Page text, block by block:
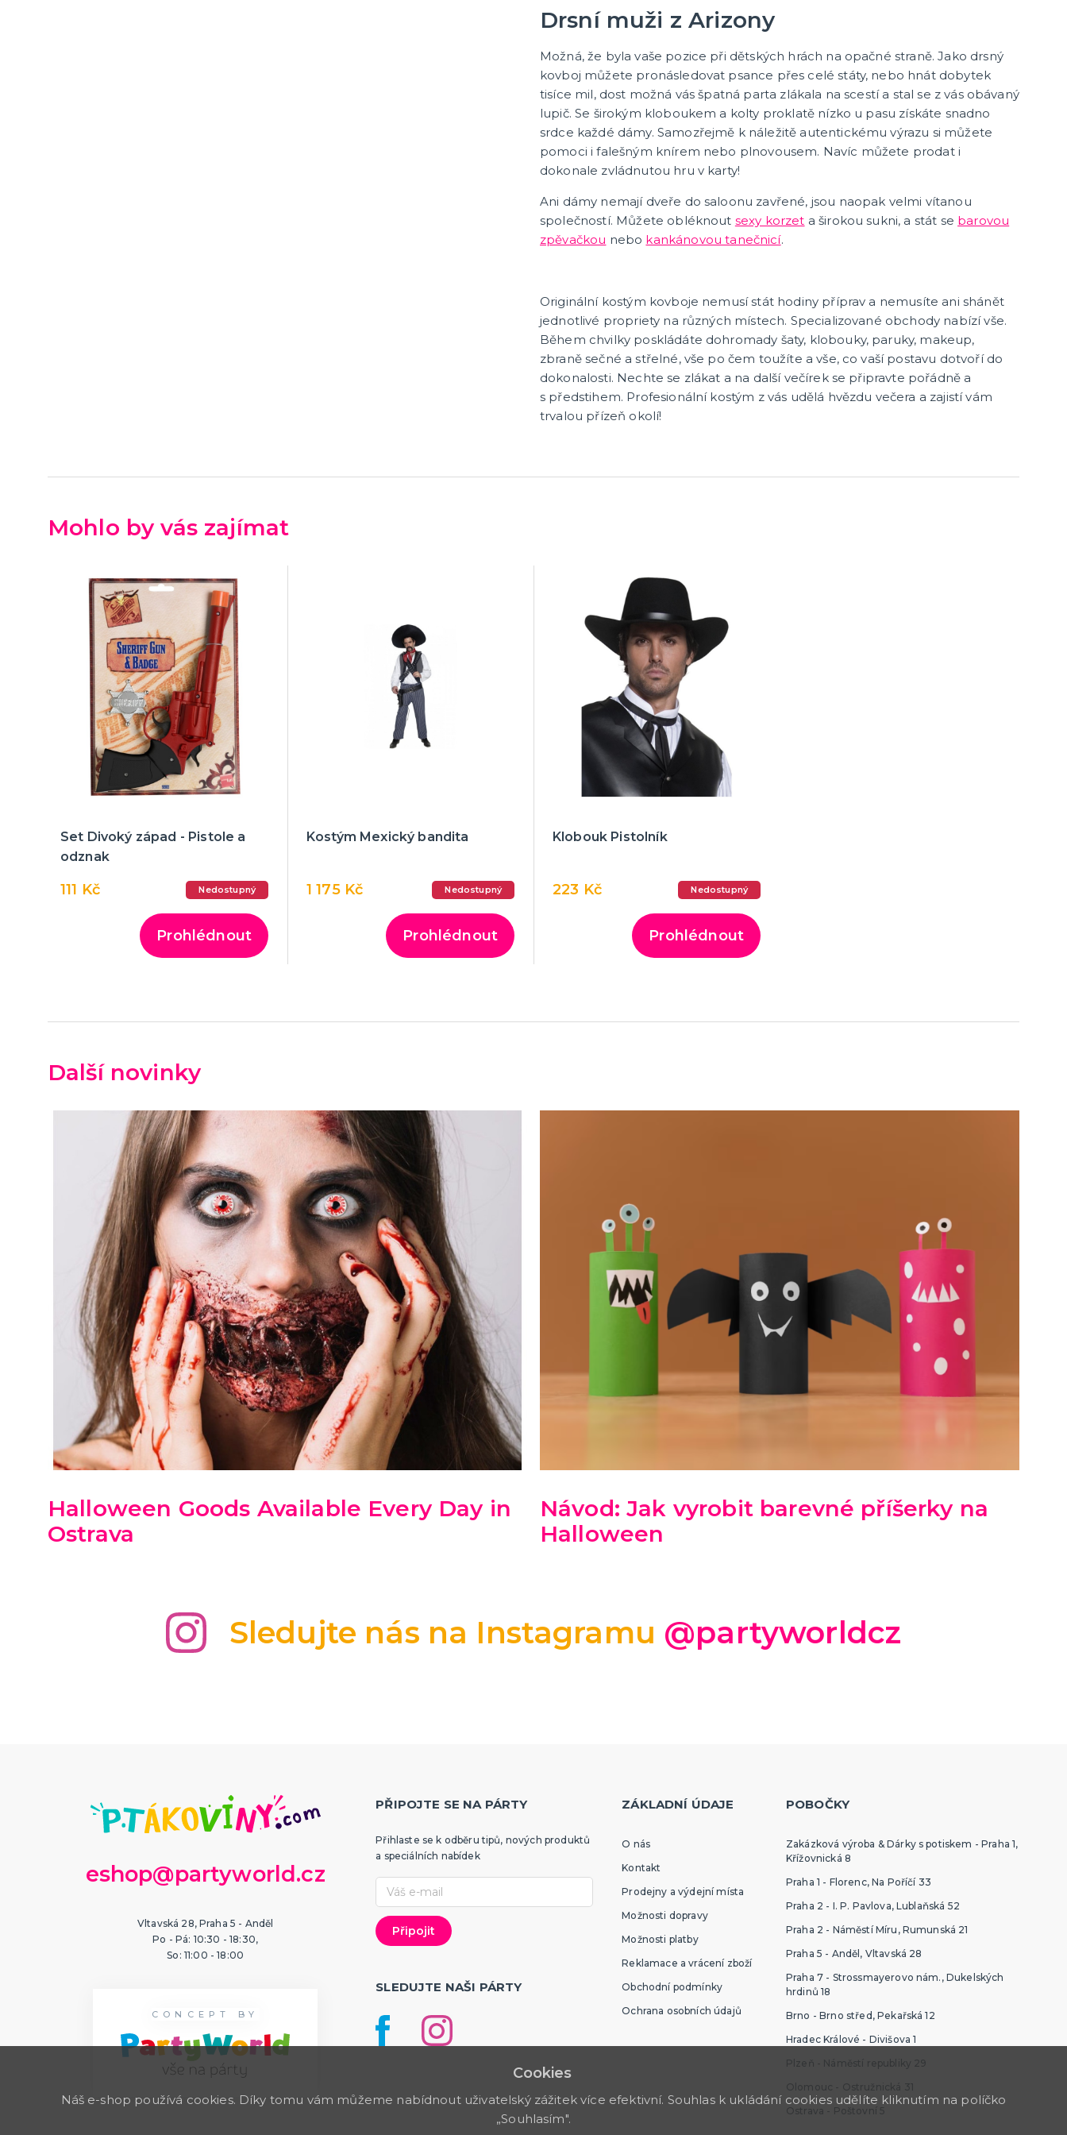
Klobouky a čelenky
Čelenky, uši, tykadla, minikloboučky
a korunky
Havajské doplňky
Havajské věnce
Havajské sady
Havajské sukně
Havajské košile
Havajské dekorace
další kategorie
Sportovní vybavení pro
fanoušky
Oblečení a doplňky
Barvy, make-up, paruky
Výzdoba a dekorace
Drsní muži z Arizony
Možná, že byla vaše pozice při dětských hrách na opačné straně. Jako drsný
kovboj můžete pronásledovat psance přes celé státy, nebo hnát dobytek
tisíce mil, dost možná vás špatná parta zlákala na scestí a stal se z vás obávaný
lupič. Se širokým kloboukem a kolty proklatě nízko u pasu získáte snadno
srdce každé dámy. Samozřejmě k náležitě autentickému výrazu si můžete
pomoci i falešným knírem nebo plnovousem. Navíc můžete prodat i
dokonale zvládnutou hru v karty!
Ani dámy nemají dveře do saloonu zavřené, jsou naopak velmi vítanou
společností. Můžete obléknout sexy korzet a širokou sukni, a stát se barovou
zpěvačkou nebo kankánovou tanečnicí.
Originální kostým kovboje nemusí stát hodiny příprav a nemusíte ani shánět
jednotlivé propriety na různých místech. Specializované obchody nabízí vše.
Během chvilky poskládáte dohromady šaty, klobouky, paruky, makeup,
zbraně sečné a střelné, vše po čem toužíte a vše, co vaší postavu dotvoří do
dokonalosti. Nechte se zlákat a na další večírek se připravte pořádně a
s předstihem. Profesionální kostým z vás udělá hvězdu večera a zajistí vám
trvalou přízeň okolí!
Mohlo by vás zajímat
Set Divoký západ - Pistole a
odznak
111 Kč Nedostupný
Prohlédnout
Kostým Mexický bandita
1 175 Kč Nedostupný
Prohlédnout
Klobouk Pistolník
223 Kč Nedostupný
Prohlédnout
Další novinky
Halloween Goods Available Every Day in
Ostrava
Návod: Jak vyrobit barevné příšerky na
Halloween
Sledujte nás na Instagramu @partyworldcz
eshop@partyworld.cz
Vltavská 28, Praha 5 - Anděl
Po - Pá: 10:30 - 18:30,
So: 11:00 - 18:00
CONCEPT BY
PŘIPOJTE SE NA PÁRTY
Přihlaste se k odběru tipů, nových produktů
a speciálních nabídek
SLEDUJTE NAŠI PÁRTY
ZÁKLADNÍ ÚDAJE
O nás
Kontakt
Prodejny a výdejní místa
Možnosti dopravy
Možnosti platby
Reklamace a vrácení zboží
Obchodní podmínky
Ochrana osobních údajů
POBOČKY
Zakázková výroba & Dárky s potiskem - Praha 1,
Křížovnická 8
Praha 1 - Florenc, Na Poříčí 33
Praha 2 - I. P. Pavlova, Lublaňská 52
Praha 2 - Náměstí Míru, Rumunská 21
Praha 5 - Anděl, Vltavská 28
Praha 7 - Strossmayerovo nám., Dukelských
hrdinů 18
Brno - Brno střed, Pekařská 12
Hradec Králové - Divišova 1
Plzeň - Náměstí republiky 29
Olomouc - Ostružnická 31
Ostrava - Poštovní 5
Cookies
Náš e-shop používá cookies. Díky tomu vám můžeme nabídnout uživatelský zážitek více efektivní. Souhlas k ukládání cookies udělíte kliknutím na políčko
„Souhlasím".